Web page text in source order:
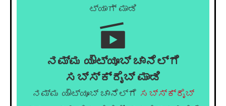
ಟ್ಯಾಗ್ ಮಾಡಿ
ನಮ್ಮ ಯೌಟ್ಯೂಬ್ ಚಾನೆಲ್ಗೆ
ಸಬ್ಸ್ಕ್ರೈಬ್ ಮಾಡಿ
ನಮ್ಮ ಯೌಟ್ಯೂಬ್ ಚಾನೆಲ್ಗೆ ಸಬ್ಸ್ಕ್ರೈಬ್